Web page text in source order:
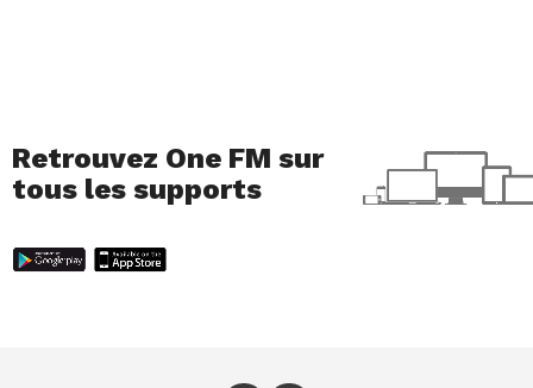
Retrouvez One FM sur
tous les supports